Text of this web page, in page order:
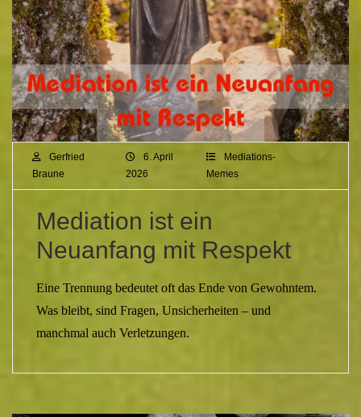
Gerfried
Braune
6. April
2026
Mediations-
Memes
Mediation ist ein
Neuanfang mit Respekt
Eine Trennung bedeutet oft das Ende von Gewohntem.
Was bleibt, sind Fragen, Unsicherheiten – und
manchmal auch Verletzungen.